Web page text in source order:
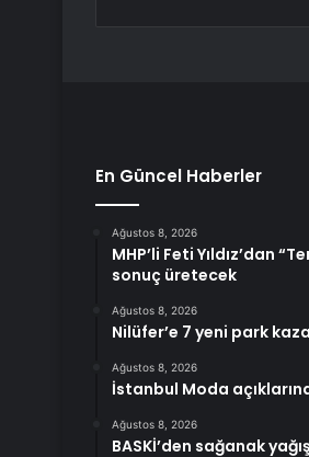
En Güncel Haberler
Ağustos 8, 2026
MHP’li Feti Yıldız’dan
sonuç üretecek
Ağustos 8, 2026
Nilüfer’e 7 yeni park
Ağustos 8, 2026
İstanbul Moda
Ağustos 8, 2026
BASKİ’den sağanak